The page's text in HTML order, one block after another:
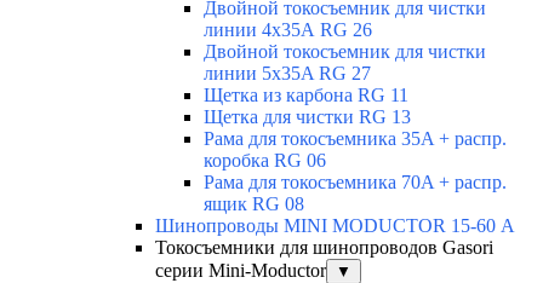
Двойной токосъемник для чистки
линии 4х35А RG 26
Двойной токосъемник для чистки
линии 5x35A RG 27
Щетка из карбона RG 11
Щетка для чистки RG 13
Рама для токосъемника 35A + распр.
коробка RG 06
Рама для токосъемника 70A + распр.
ящик RG 08
Шинопроводы MINI MODUCTOR 15-60 А
Токосъемники для шинопроводов Gasori
серии Mini-Moductor
▼